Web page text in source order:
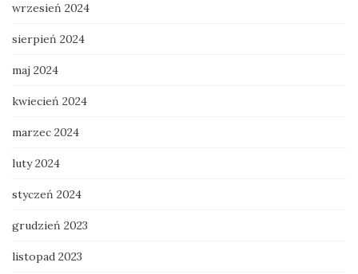
wrzesień 2024
sierpień 2024
maj 2024
kwiecień 2024
marzec 2024
luty 2024
styczeń 2024
grudzień 2023
listopad 2023